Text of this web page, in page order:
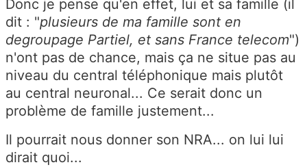
Donc je pense qu'en effet, lui et sa famille (il
dit : "plusieurs de ma famille sont en
degroupage Partiel, et sans France telecom")
n'ont pas de chance, mais ça ne situe pas au
niveau du central téléphonique mais plutôt
au central neuronal... Ce serait donc un
problème de famille justement...
Il pourrait nous donner son NRA... on lui lui
dirait quoi...